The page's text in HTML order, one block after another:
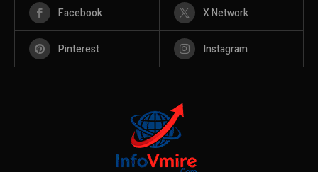
Facebook X Network
Pinterest Instagram